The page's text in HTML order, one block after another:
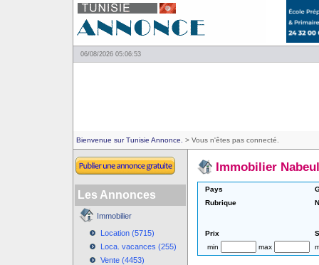
06/08/2026 05:06:53
Bienvenue sur Tunisie Annonce. > Vous n'êtes pas connecté.
Les Annonces
Immobilier
Location (5715)
Loca. vacances (255)
Vente (4453)
Immobilier Nabeul
Pays
Rubrique
Prix
min
max